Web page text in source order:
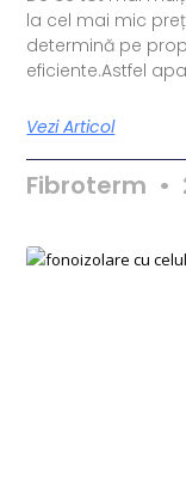
la cel mai mic
determină pe
eficiente.Astfel
Vezi Articol
Fibroterm